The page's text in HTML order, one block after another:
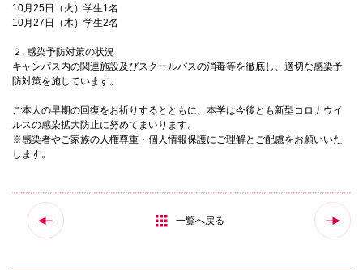
産学連携
入試情報
交通アクセス
10月25日（火）学生1名
10月27日（木）学生2名
２. 感染予防対策の状況
キャンパス内の関連施設及びスクールバスの消毒等を徹底し、適切な感染予
防対策を施しています。
ご本人の早期の回復をお祈りするとともに、本学は今後とも新型コロナウイ
ルスの感染拡大防止に努めてまいります。
※感染者やご家族の人権尊重・個人情報保護にご理解とご配慮をお願いいた
します。
一覧へ戻る